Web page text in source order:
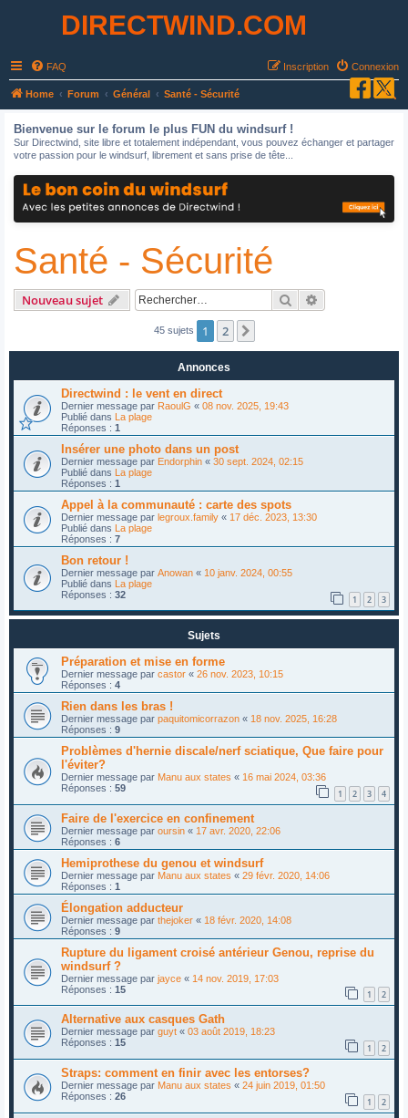
DIRECTWIND.COM
FAQ Connexion
Inscription
Home Forum Général Santé - Sécurité
Bienvenue sur le forum le plus FUN du windsurf !
Sur Directwind, site libre et totalement indépendant, vous pouvez échanger et partager
votre passion pour le windsurf, librement et sans prise de tête...
Santé - Sécurité
Nouveau sujet Rechercher
45 sujets 1 2
Annonces
Directwind : le vent en direct
Dernier message par RaoulG « 08 nov. 2025, 19:43
Publié dans La plage
Réponses : 1
Insérer une photo dans un post
Dernier message par Endorphin « 30 sept. 2024, 02:15
Publié dans La plage
Réponses : 1
Appel à la communauté : carte des spots
Dernier message par legroux.family « 17 déc. 2023, 13:30
Publié dans La plage
Réponses : 7
Bon retour !
Dernier message par Anowan « 10 janv. 2024, 00:55
Publié dans La plage
Réponses : 32 1 2 3
Sujets
Préparation et mise en forme
Dernier message par castor « 26 nov. 2023, 10:15
Réponses : 4
Rien dans les bras !
Dernier message par paquitomicorrazon « 18 nov. 2025, 16:28
Réponses : 9
Problèmes d'hernie discale/nerf sciatique, Que faire pour
l'éviter?
Dernier message par Manu aux states « 16 mai 2024, 03:36
Réponses : 59 1 2 3 4
Faire de l'exercice en confinement
Dernier message par oursin « 17 avr. 2020, 22:06
Réponses : 6
Hemiprothese du genou et windsurf
Dernier message par Manu aux states « 29 févr. 2020, 14:06
Réponses : 1
Élongation adducteur
Dernier message par thejoker « 18 févr. 2020, 14:08
Réponses : 9
Rupture du ligament croisé antérieur Genou, reprise du
windsurf ?
Dernier message par jayce « 14 nov. 2019, 17:03
Réponses : 15 1 2
Alternative aux casques Gath
Dernier message par guyt « 03 août 2019, 18:23
Réponses : 15 1 2
Straps: comment en finir avec les entorses?
Dernier message par Manu aux states « 24 juin 2019, 01:50
Réponses : 26 1 2